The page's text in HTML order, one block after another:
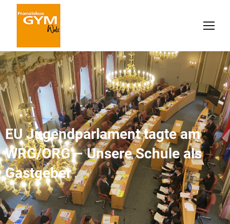
EU Jugendparlament tagte am
WRG/ORG – Unsere Schule als
Gastgeber